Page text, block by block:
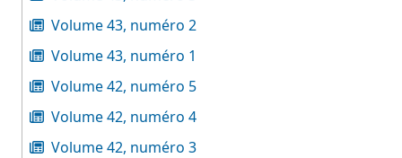
Volume 43, numéro 2
Volume 43, numéro 1
Volume 42, numéro 5
Volume 42, numéro 4
Volume 42, numéro 3